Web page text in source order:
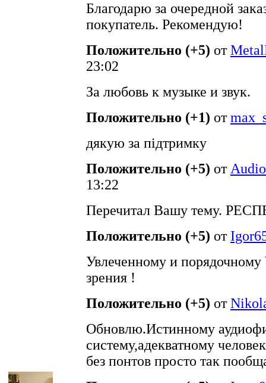
Благодарю за очередной
покупатель. Рекомендую!
Положительно (+5) от
23:02
За любовь к музыке и звук.
Положительно (+1) от
дякую за підтримку
Положительно (+5) от
13:22
Перечитал Вашу тему.
Положительно (+5) от
Увлеченному и порядочному
зрения !
Положительно (+5) от
Обновлю.Истинному
систему,адекватному
без понтов просто так